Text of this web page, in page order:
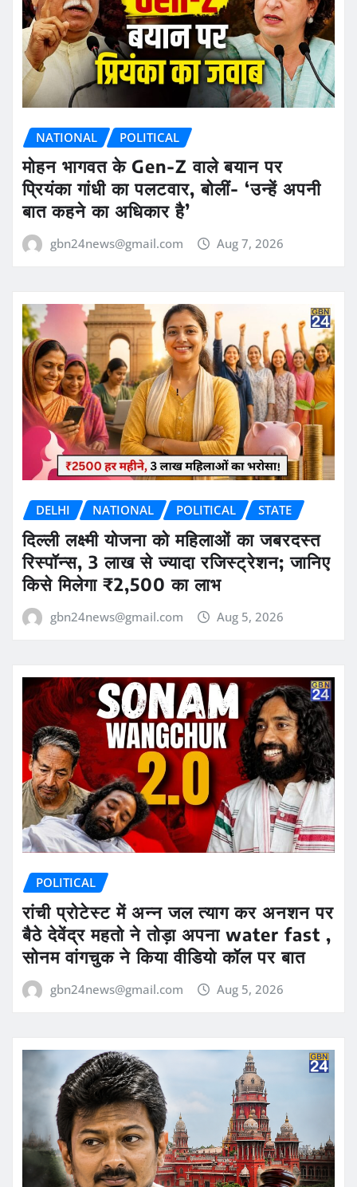
NATIONAL POLITICAL
मोहन भागवत के Gen-Z वाले बयान पर
प्रियंका गांधी का पलटवार, बोलीं- ‘उन्हें अपनी
बात कहने का अधिकार है’
gbn24news@gmail.com Aug 7, 2026
DELHI NATIONAL POLITICAL STATE
दिल्ली लक्ष्मी योजना को महिलाओं का जबरदस्त
रिस्पॉन्स, 3 लाख से ज्यादा रजिस्ट्रेशन; जानिए
किसे मिलेगा ₹2,500 का लाभ
gbn24news@gmail.com Aug 5, 2026
POLITICAL
रांची प्रोटेस्ट में अन्न जल त्याग कर अनशन पर
बैठे देवेंद्र महतो ने तोड़ा अपना water fast ,
सोनम वांगचुक ने किया वीडियो कॉल पर बात
gbn24news@gmail.com Aug 5, 2026